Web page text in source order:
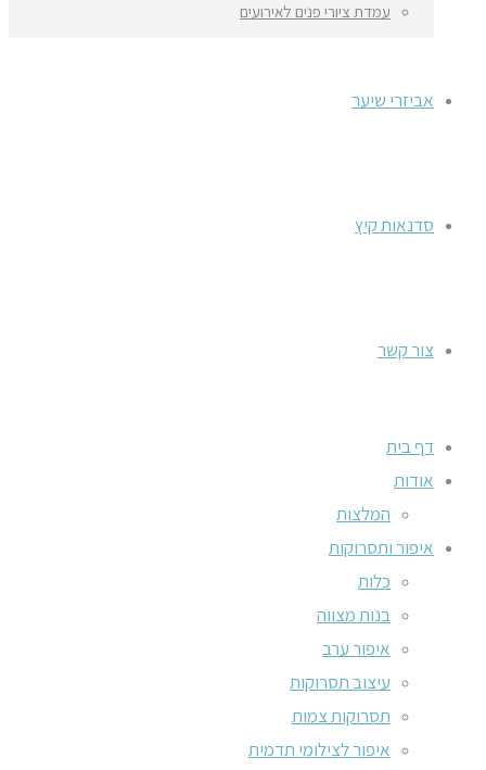
עמדת ציורי פנים לאירועים
אביזרי שיער
סדנאות קיץ
צור קשר
דף בית
אודות
המלצות
איפור ותסרוקות
כלות
בנות מצווה
איפור ערב
עיצוב תסרוקות
תסרוקות צמות
איפור לצילומי תדמית